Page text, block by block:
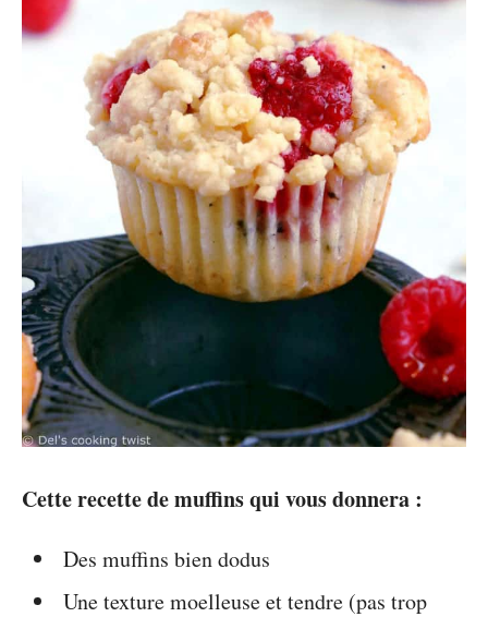
Cette recette de muffins qui vous donnera :
Des muffins bien dodus
Une texture moelleuse et tendre (pas trop